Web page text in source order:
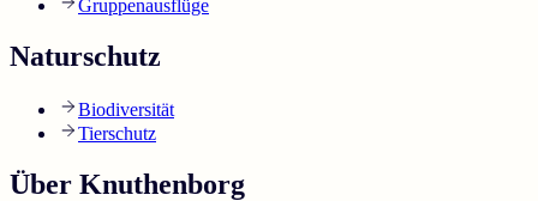
Gruppenausflüge
Naturschutz
Biodiversität
Tierschutz
Über Knuthenborg